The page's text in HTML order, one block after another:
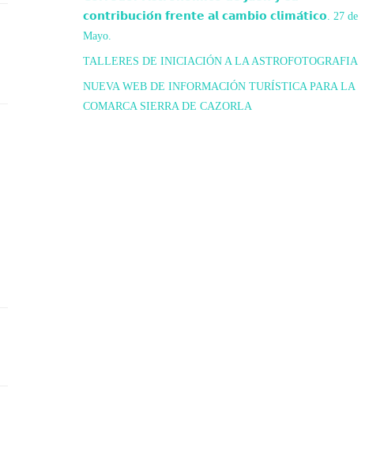
𝗰𝗼𝗻𝘁𝗿𝗶𝗯𝘂𝗰𝗶𝗼́𝗻 𝗳𝗿𝗲𝗻𝘁𝗲 𝗮𝗹 𝗰𝗮𝗺𝗯𝗶𝗼 𝗰𝗹𝗶𝗺𝗮́𝘁𝗶𝗰𝗼. 27 de
Mayo.
TALLERES DE INICIACIÓN A LA ASTROFOTOGRAFIA
NUEVA WEB DE INFORMACIÓN TURÍSTICA PARA LA
COMARCA SIERRA DE CAZORLA